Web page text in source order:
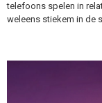
telefoons spelen in
weleens stiekem in de